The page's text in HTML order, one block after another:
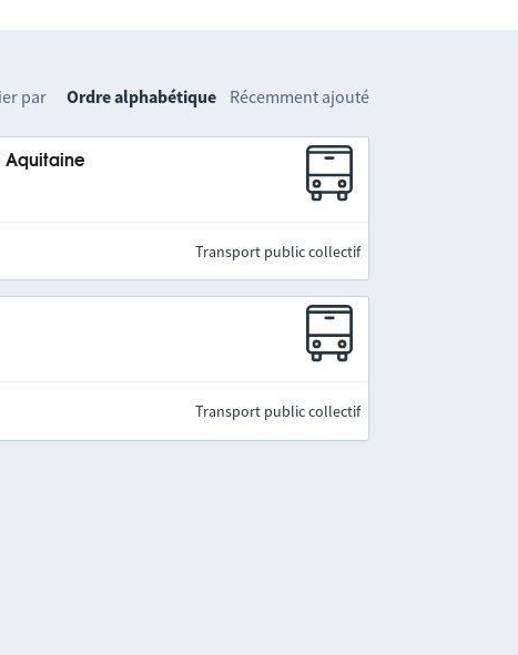
par Ordre alphabétique Récemment ajouté
Aquitaine
Transport public collectif
Transport public collectif